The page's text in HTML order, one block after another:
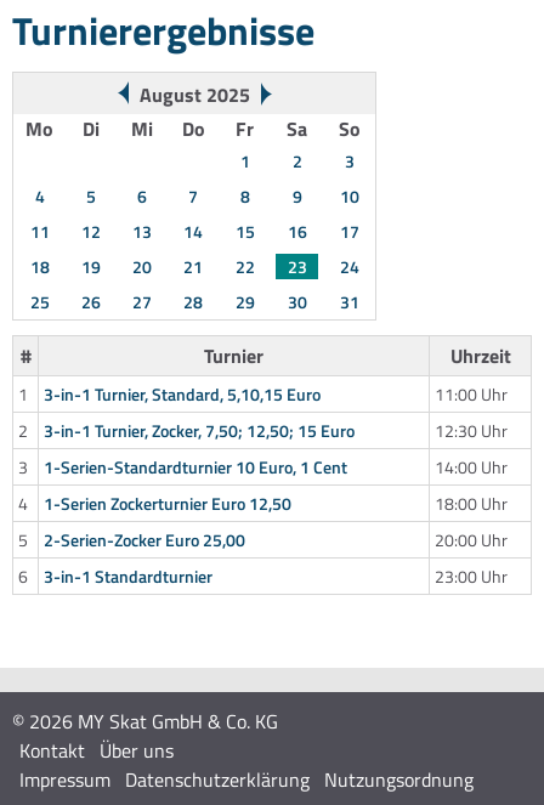
Turnierergebnisse
August 2025
Mo
Di Mi Do Fr Sa So
1 2
3
4
5 6 7 8 9
10
11
12 13 14 15 16
17
18
19 20 21 22 23
24
25
26 27 28 29 30 31
# Turnier Uhrzeit
1 3-in-1 Turnier, Standard, 5,10,15 Euro
11:00 Uhr
2
3-in-1 Turnier, Zocker, 7,50; 12,50; 15 Euro
12:30 Uhr
3
1-Serien-Standardturnier 10 Euro, 1 Cent
14:00 Uhr
4
1-Serien Zockerturnier Euro 12,50
18:00 Uhr
5
2-Serien-Zocker Euro 25,00
20:00 Uhr
6
3-in-1 Standardturnier 23:00 Uhr
© 2026 MY Skat GmbH & Co. KG
Kontakt Über uns
Impressum Datenschutzerklärung Nutzungsordnung